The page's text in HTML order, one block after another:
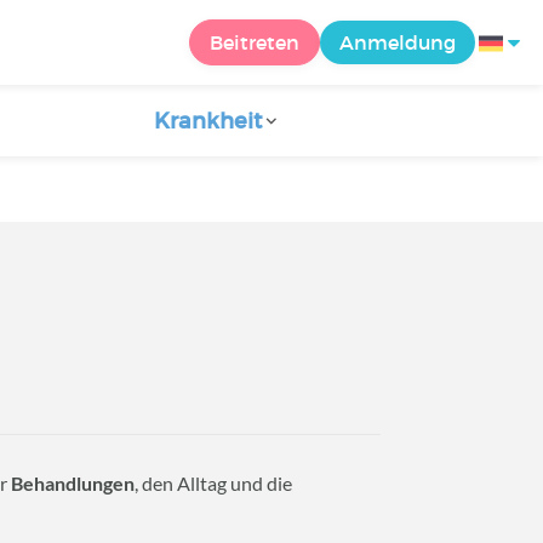
Beitreten Anmeldung
Krankheit
Behandlungen, den Alltag und die